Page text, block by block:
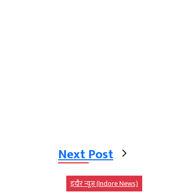
Next Post
इंदौर न्यूज़ (Indore News)